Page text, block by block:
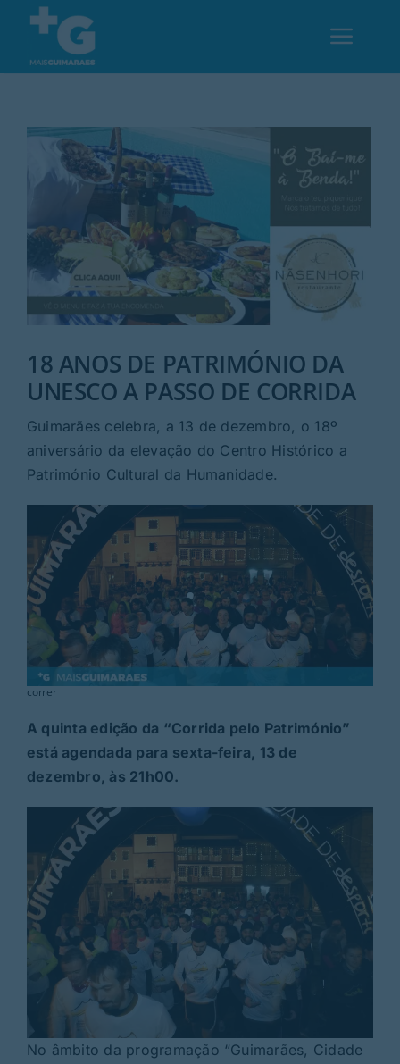
content
Desporto
Rubricas
Revista
Search
For:
18 ANOS DE PATRIMÓNIO DA
UNESCO A PASSO DE CORRIDA
Guimarães celebra, a 13 de dezembro, o 18º
aniversário da elevação do Centro Histórico a
Património Cultural da Humanidade.
correr
A quinta edição da “Corrida pelo Património”
está agendada para sexta-feira, 13 de
dezembro, às 21h00.
No âmbito da programação “Guimarães, Cidade